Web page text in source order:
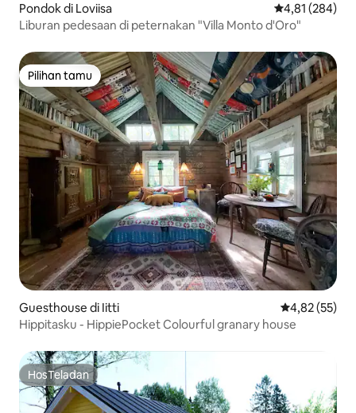
Pondok di Loviisa Nilai rata-rata
4,81 (284)
Liburan pedesaan di peternakan "Villa Monto d'Oro"
Pilihan tamu
Pilihan tamu
Guesthouse di Iitti Nilai rata-rata
4,82 (55)
Hippitasku - HippiePocket Colourful granary house
HosTeladan
HosTeladan